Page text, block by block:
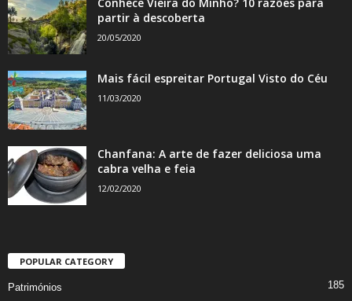
partir à descoberta
20/05/2020
Mais fácil espreitar Portugal Visto do Céu
11/03/2020
Chanfana: A arte de fazer deliciosa uma
cabra velha e feia
12/02/2020
POPULAR CATEGORY
Patrimónios 185